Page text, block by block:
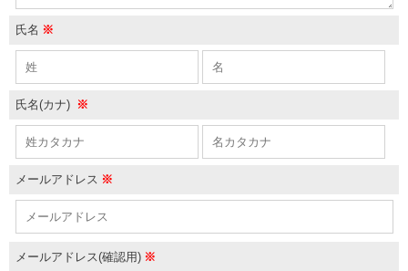
氏名 ※
氏名(カナ) ※
メールアドレス ※
メールアドレス(確認用) ※